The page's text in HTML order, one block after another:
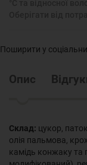
Поширити у
Опис
Склад: цукор,
олія пальмова,
камідь конжаку та